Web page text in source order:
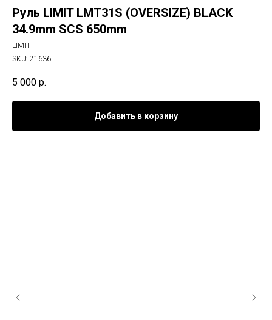
Руль LIMIT LMT31S (OVERSIZE) BLACK
34.9mm SCS 650mm
LIMIT
SKU: 21636
5 000 р.
Добавить в корзину